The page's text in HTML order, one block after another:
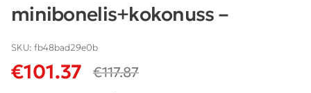
minibonelis+kokonuss –
SKU: fb48bad29e0b
€101.37 €117.87